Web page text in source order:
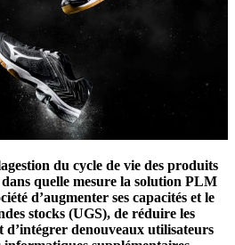
du cycle de vie des produits
quelle mesure la solution PLM
d’augmenter ses capacités et le
stocks (UGS), de réduire les
d’intégrer denouveaux utilisateurs